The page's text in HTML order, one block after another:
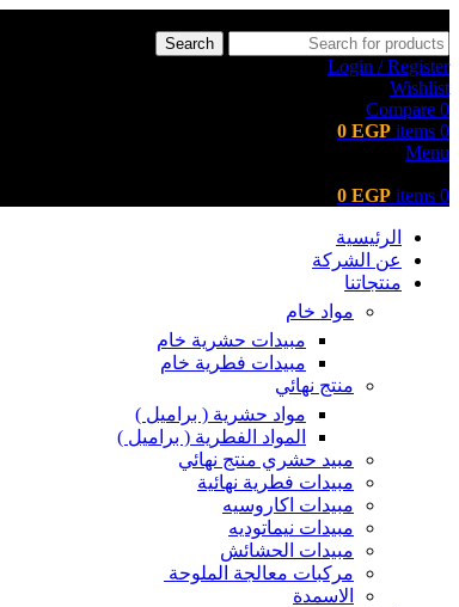
Search
Login / Register
Wishlist
0
Compare
0
items
0 EGP
Menu
0
items
0 EGP
الرئيسية
عن الشركة
منتجاتنا
مواد خام
مبيدات حشرية خام
مبيدات فطرية خام
منتج نهائي
مواد حشرية ( براميل )
المواد الفطرية ( براميل )
مبيد حشري منتج نهائي
مبيدات فطرية نهائية
مبيدات اكاروسيه
مبيدات نيماتوديه
مبيدات الحشائش
مركبات معالجة الملوحة
الاسمدة